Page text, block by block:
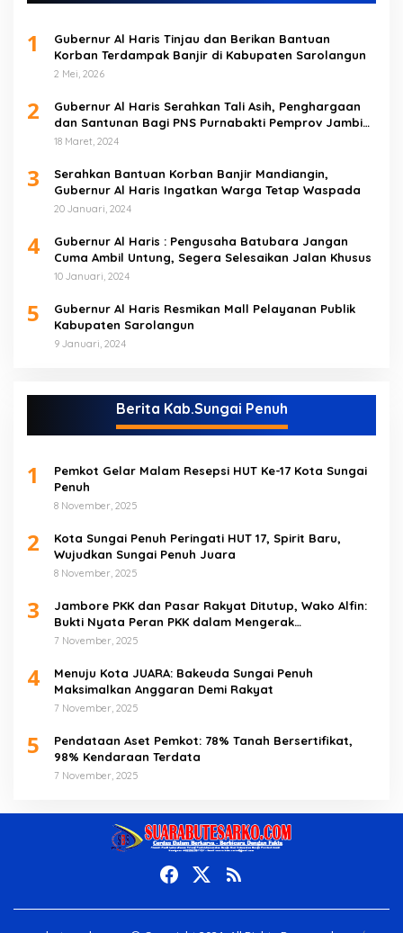
1
Gubernur Al Haris Tinjau dan Berikan Bantuan
Korban Terdampak Banjir di Kabupaten Sarolangun
2 Mei, 2026
2
Gubernur Al Haris Serahkan Tali Asih, Penghargaan
dan Santunan Bagi PNS Purnabakti Pemprov Jambi
Yang Berada di Sarolangun
18 Maret, 2024
3
Serahkan Bantuan Korban Banjir Mandiangin,
Gubernur Al Haris Ingatkan Warga Tetap Waspada
20 Januari, 2024
4
Gubernur Al Haris : Pengusaha Batubara Jangan
Cuma Ambil Untung, Segera Selesaikan Jalan Khusus
10 Januari, 2024
5
Gubernur Al Haris Resmikan Mall Pelayanan Publik
Kabupaten Sarolangun
9 Januari, 2024
Berita Kab.Sungai Penuh
1
Pemkot Gelar Malam Resepsi HUT Ke-17 Kota Sungai
Penuh
8 November, 2025
2
Kota Sungai Penuh Peringati HUT 17, Spirit Baru,
Wujudkan Sungai Penuh Juara
8 November, 2025
3
Jambore PKK dan Pasar Rakyat Ditutup, Wako Alfin:
Bukti Nyata Peran PKK dalam Mengerak
Perekonomian Masyarakat
7 November, 2025
4
Menuju Kota JUARA: Bakeuda Sungai Penuh
Maksimalkan Anggaran Demi Rakyat
7 November, 2025
5
Pendataan Aset Pemkot: 78% Tanah Bersertifikat,
98% Kendaraan Terdata
7 November, 2025